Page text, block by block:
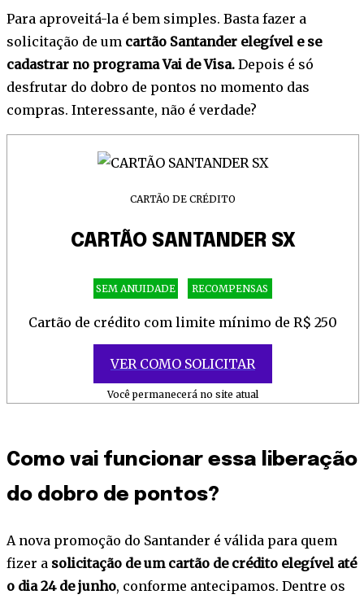
Para aproveitá-la é bem simples. Basta fazer a
solicitação de um cartão Santander elegível e se
cadastrar no programa Vai de Visa. Depois é só
desfrutar do dobro de pontos no momento das
compras. Interessante, não é verdade?
CARTÃO DE CRÉDITO
CARTÃO SANTANDER SX
SEM ANUIDADE RECOMPENSAS
Cartão de crédito com limite mínimo de R$ 250
VER COMO SOLICITAR
Você permanecerá no site atual
Como vai funcionar essa liberação
do dobro de pontos?
A nova promoção do Santander é válida para quem
fizer a solicitação de um cartão de crédito elegível até
o dia 24 de junho, conforme antecipamos. Dentre os